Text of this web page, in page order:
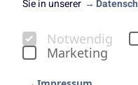
Sie in unserer
Notwendig
Marketing
Das Osterfest kommt
Wie sieht es denn bei
schon österlich
nach etwas